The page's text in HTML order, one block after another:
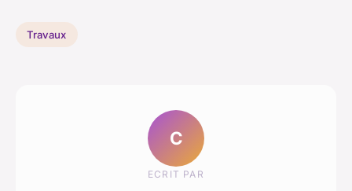
Travaux
C
ECRIT PAR